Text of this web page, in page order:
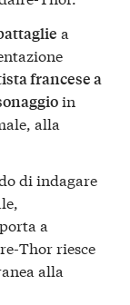
a
francese a
in
alla
di indagare
a
Thor riesce
alla